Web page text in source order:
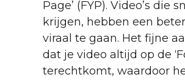
Page’ (FYP). Video’s die
krijgen, hebben een
viraal te gaan. Het fijne
dat je video altijd op de
terechtkomt, waardoor